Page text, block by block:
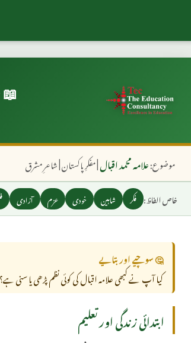
موضوع:علامہ محمد اقبال| مفکرِ پاکستان | شاعرِ مشرق
خاص الفاظ: فکر شاہین خودی عزم آزادی
🤔 سوچیے اور بتایے
کیا آپ نے کبھی علامہ اقبال کی کوئی نظم پڑھی یا
ابتدائی زندگی اور تعلیم